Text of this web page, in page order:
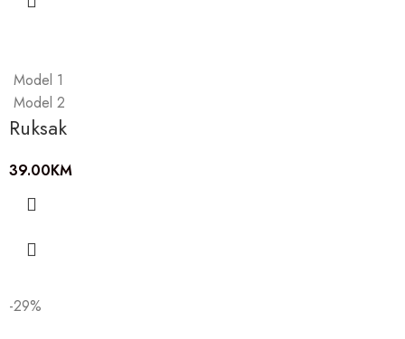
Model 1
Model 2
Ruksak
39.00KM
-29%